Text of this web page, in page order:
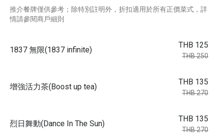
推介餐牌僅供參考；除特別註明外，折扣適用於所有正價菜式，詳
情請參閱商戶細則
1837 無限(1837 infinite)
THB 125
THB 250
增強活力茶(Boost up tea)
THB 135
THB 270
烈日舞動(Dance In The Sun)
THB 135
THB 270